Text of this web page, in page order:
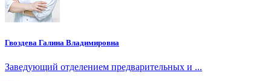
Гвоздева Галина Владимировна
Заведующий отделением предварительных и ...